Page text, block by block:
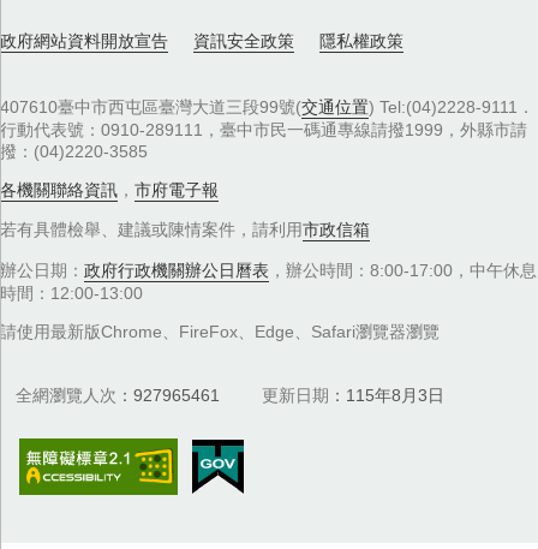
政府網站資料開放宣告 資訊安全政策 隱私權政策
407610臺中市西屯區臺灣大道三段99號(交通位置) Tel:(04)2228-9111．
行動代表號：0910-289111，臺中市民一碼通專線請撥1999，外縣市請
撥：(04)2220-3585
各機關聯絡資訊 ， 市府電子報
若有具體檢舉、建議或陳情案件，請利用市政信箱
辦公日期： 政府行政機關辦公日曆表 ，辦公時間：8:00-17:00，中午休息
時間：12:00-13:00
請使用最新版Chrome、FireFox、Edge、Safari瀏覽器瀏覽
全網瀏覽人次 927965461 更新日期 115年8月3日